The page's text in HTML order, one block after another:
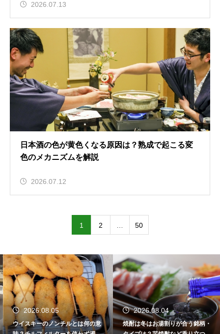
2026.07.13
日本酒の色が黄色くなる原因は？熟成で起こる変
色のメカニズムを解説
2026.07.12
1 2 50
2026.08.05
ウイスキーのノンチルとは何の意
2026.08.04
焼酎は冬はお湯割りが合う銘柄・